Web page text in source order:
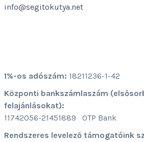
info@segitokutya.net
1%-os adószám: 18211236-1-42
Központi bankszámlaszám
felajánlásokat):
11742056-21451889 OTP Bank
Rendszeres levelező támogatóink